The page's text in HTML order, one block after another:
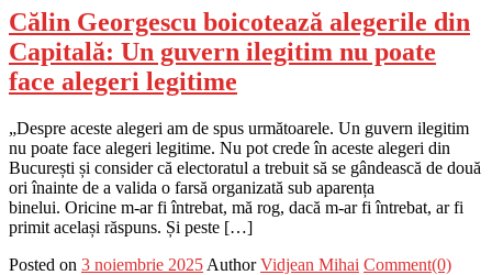
Călin Georgescu boicotează alegerile din
Capitală: Un guvern ilegitim nu poate
face alegeri legitime
„Despre aceste alegeri am de spus următoarele. Un guvern ilegitim
nu poate face alegeri legitime. Nu pot crede în aceste alegeri din
București și consider că electoratul a trebuit să se gândească de două
ori înainte de a valida o farsă organizată sub aparența
binelui. Oricine m-ar fi întrebat, mă rog, dacă m-ar fi întrebat, ar fi
primit același răspuns. Și peste […]
Posted on 3 noiembrie 2025 Author Vidjean Mihai Comment(0)